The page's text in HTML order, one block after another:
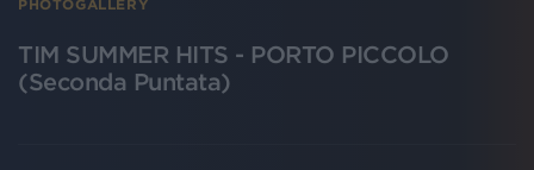
PHOTOGALLERY
TIM SUMMER HITS - PORTO PICCOLO
(Seconda Puntata)